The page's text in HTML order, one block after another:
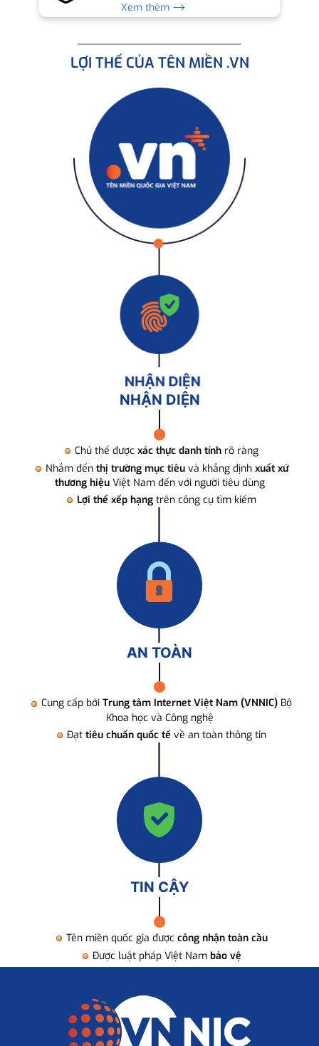
Xem thêm ⟶
LỢI THẾ CỦA TÊN MIỀN .VN
NHẬN DIỆN
Chủ thể được xác thực danh tính rõ ràng
Nhắm đến thị trường mục tiêuvà khẳng định xuất xứ
thương hiệuViệt Nam đến với người tiêu dùng
Lợi thế xếp hạng trên công cụ tìm kiếm
AN TOÀN
Cung cấp bởi Trung tâm Internet Việt Nam (VNNIC) Bộ
Khoa học và Công nghệ
Đạt tiêu chuẩn quốc tế về an toàn thông tin
TIN CẬY
Tên miền quốc gia được công nhận toàn cầu
Được luật pháp Việt Nam bảo vệ